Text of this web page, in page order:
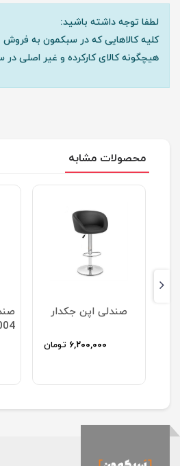
لطفا توجه داشته باشید:
کلیه کالاهایی که در سبکمون به
هیچگونه کالای کارکرده و غیر اصلی
محصولات مشابه
2004
صندلی اپن جکدار
۶,۲۰۰,۰۰۰ تومان